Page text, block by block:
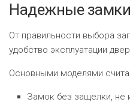
Надежные замки
От правильности выбора
удобство эксплуатации
Основными моделями
Замок без защелки, не